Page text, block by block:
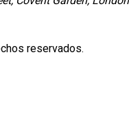
reservados.